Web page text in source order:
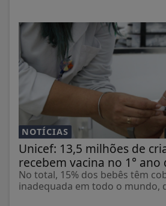
NOTÍCIAS
Unicef: 13,5 milhões de
recebem vacina no 1° ano
No total, 15% dos bebês têm
inadequada em todo o mundo,